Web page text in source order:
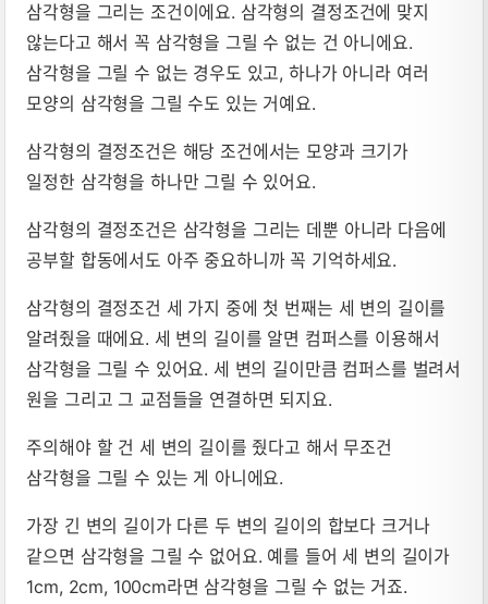
삼각형을 그리는 조건이에요. 삼각형의 결정조건에 맞지
않는다고 해서 꼭 삼각형을 그릴 수 없는 건 아니에요.
삼각형을 그릴 수 없는 경우도 있고, 하나가 아니라 여러
모양의 삼각형을 그릴 수도 있는 거예요.
삼각형의 결정조건은 해당 조건에서는 모양과 크기가
일정한 삼각형을 하나만 그릴 수 있어요.
삼각형의 결정조건은 삼각형을 그리는 데뿐 아니라 다음에
공부할 합동에서도 아주 중요하니까 꼭 기억하세요.
삼각형의 결정조건 세 가지 중에 첫 번째는 세 변의 길이를
알려줬을 때에요. 세 변의 길이를 알면 컴퍼스를 이용해서
삼각형을 그릴 수 있어요. 세 변의 길이만큼 컴퍼스를 벌려서
원을 그리고 그 교점들을 연결하면 되지요.
주의해야 할 건 세 변의 길이를 줬다고 해서 무조건
삼각형을 그릴 수 있는 게 아니에요.
가장 긴 변의 길이가 다른 두 변의 길이의 합보다 크거나
같으면 삼각형을 그릴 수 없어요. 예를 들어 세 변의 길이가
1cm, 2cm, 100cm라면 삼각형을 그릴 수 없는 거죠.